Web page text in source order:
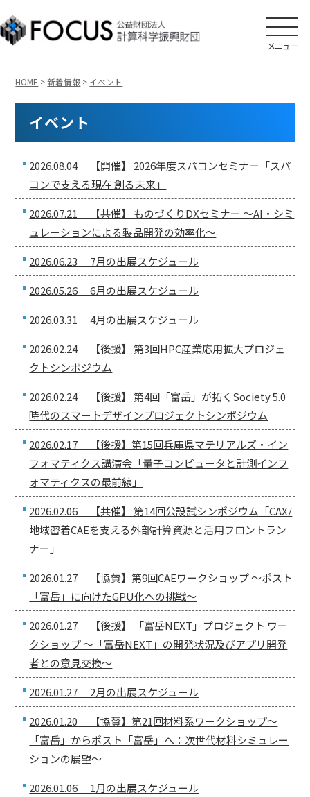
メニュー
HOME >新着情報 > イベント
イベント
2026.08.04 【開催】 2026年度スパコンセミナー「スパ
コンで支える現在 創る未来」
2026.07.21 【共催】 ものづくりDXセミナー ～AI・シミ
ュレーションによる製品開発の効率化～
2026.06.23 7月の出展スケジュール
2026.05.26 6月の出展スケジュール
2026.03.31 4月の出展スケジュール
2026.02.24 【後援】 第3回HPC産業応用拡大プロジェ
クトシンポジウム
2026.02.24 【後援】 第4回「富岳」が拓くSociety 5.0
時代のスマートデザインプロジェクトシンポジウム
2026.02.17 【後援】第15回兵庫県マテリアルズ・イン
フォマティクス講演会「量子コンピュータと計測インフ
ォマティクスの最前線」
2026.02.06 【共催】 第14回公設試シンポジウム「CAX/
地域密着CAEを支える外部計算資源と活用フロントラン
ナー」
2026.01.27 【協賛】第9回CAEワークショップ 〜ポスト
「富岳」に向けたGPU化への挑戦〜
2026.01.27 【後援】 「富岳NEXT」プロジェクト ワー
クショップ ～「富岳NEXT」の開発状況及びアプリ開発
者との意見交換～
2026.01.27 2月の出展スケジュール
2026.01.20 【協賛】第21回材料系ワークショップ〜
「富岳」からポスト「富岳」へ：次世代材料シミュレー
ションの展望〜
2026.01.06 1月の出展スケジュール